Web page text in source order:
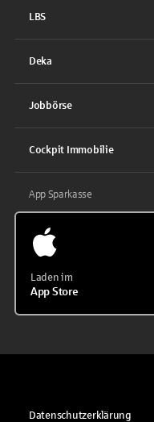
LBS
Deka
Jobbörse
Cockpit Immobilie
App Sparkasse
Laden im
App Store
Datenschutzerklärung